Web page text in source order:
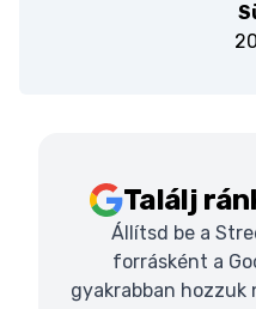
Találj
Állítsd be a
forrásként a
gyakrabban hozzuk